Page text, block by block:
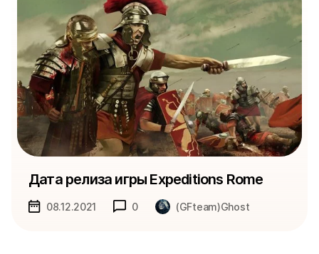
Дата релиза игры Expeditions Rome
08.12.2021 0 (GFteam)Ghost